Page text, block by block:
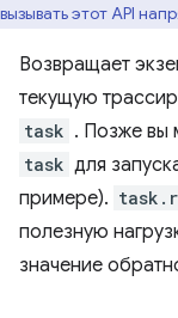
вызывать этот API
Возвращает
текущую
task . Позже вы
task для
примере).
полезную
значение